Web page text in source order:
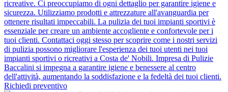
ricreative. Ci preoccupiamo di ogni dettaglio per garantire igiene e
sicurezza. Utilizziamo prodotti e attrezzature all'avanguardia per
ottenere risultati impeccabili. La pulizia dei tuoi impianti sportivi è
essenziale per creare un ambiente accogliente e confortevole per i
tuoi clienti. Contattaci oggi stesso per scoprire come i nostri servizi
di pulizia possono migliorare l'esperienza dei tuoi utenti nei tuoi
impianti sportivi o ricreativi a Costa de' Nobili. Impresa di Pulizie
Baccalini si impegna a garantire igiene e benessere al centro
dell'attività, aumentando la soddisfazione e la fedeltà dei tuoi clienti.
Richiedi preventivo